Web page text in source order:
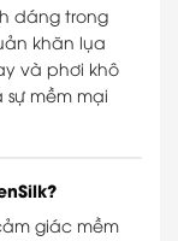
dáng trong
khăn lụa
và phơi khô
mềm mại
giác mềm